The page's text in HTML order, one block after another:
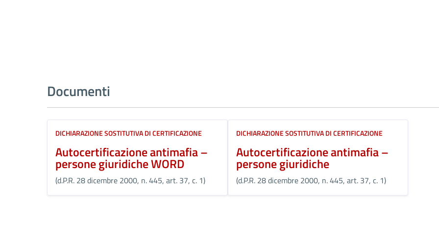
Documenti
DICHIARAZIONE SOSTITUTIVA DI CERTIFICAZIONE
Autocertificazione antimafia –
persone giuridiche WORD
(d.P.R. 28 dicembre 2000, n. 445, art. 37, c. 1)
DICHIARAZIONE SOSTITUTIVA DI CERTIFICAZIONE
Autocertificazione antimafia –
persone giuridiche
(d.P.R. 28 dicembre 2000, n. 445, art. 37, c. 1)